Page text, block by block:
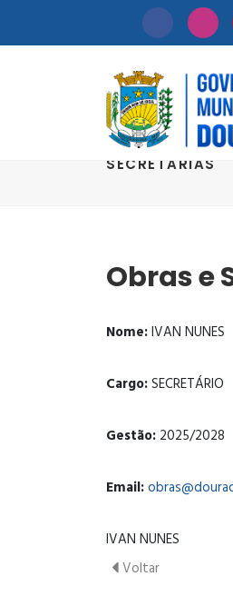
SECRETARIAS
Obras e
Nome:IVAN NUNES
Cargo:SECRETÁRIO
Gestão: 2025/2028
Email:
IVAN NUNES
Voltar